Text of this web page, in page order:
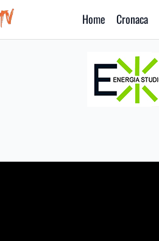
TV
Home Cronaca